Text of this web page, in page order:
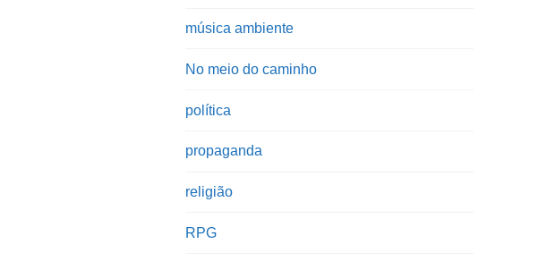
música ambiente
No meio do caminho
política
propaganda
religião
RPG